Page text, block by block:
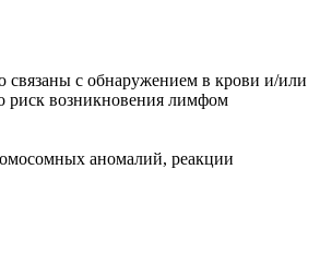
связаны с обнаружением в крови и/или
риск возникновения лимфом
аномалий, реакции